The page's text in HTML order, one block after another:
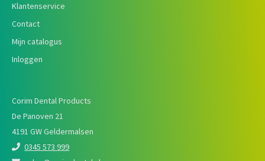
Klantenservice
Contact
Mijn catalogus
Inloggen
Corim Dental Products
De Panoven 21
4191 GW Geldermalsen
0345 573 999